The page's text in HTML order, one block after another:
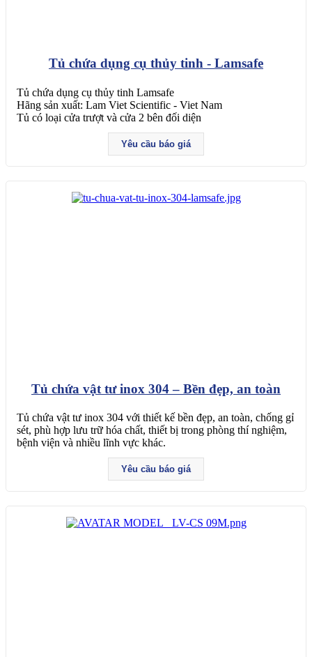
Tủ chứa dụng cụ thủy tinh - Lamsafe
Tủ chứa dụng cụ thủy tinh Lamsafe
Hãng sản xuất: Lam Viet Scientific - Viet Nam
Tủ có loại cửa trượt và cửa 2 bên đối diện
Yêu cầu báo giá
Tủ chứa vật tư inox 304 – Bền đẹp, an toàn
Tủ chứa vật tư inox 304 với thiết kế bền đẹp, an toàn, chống gỉ
sét, phù hợp lưu trữ hóa chất, thiết bị trong phòng thí nghiệm,
bệnh viện và nhiều lĩnh vực khác.
Yêu cầu báo giá